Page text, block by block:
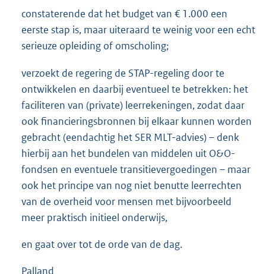
constaterende dat het budget van € 1.000 een
eerste stap is, maar uiteraard te weinig voor een echt
serieuze opleiding of omscholing;
verzoekt de regering de STAP-regeling door te
ontwikkelen en daarbij eventueel te betrekken: het
faciliteren van (private) leerrekeningen, zodat daar
ook financieringsbronnen bij elkaar kunnen worden
gebracht (eendachtig het SER MLT-advies) – denk
hierbij aan het bundelen van middelen uit O&O-
fondsen en eventuele transitievergoedingen – maar
ook het principe van nog niet benutte leerrechten
van de overheid voor mensen met bijvoorbeeld
meer praktisch initieel onderwijs,
en gaat over tot de orde van de dag.
Palland